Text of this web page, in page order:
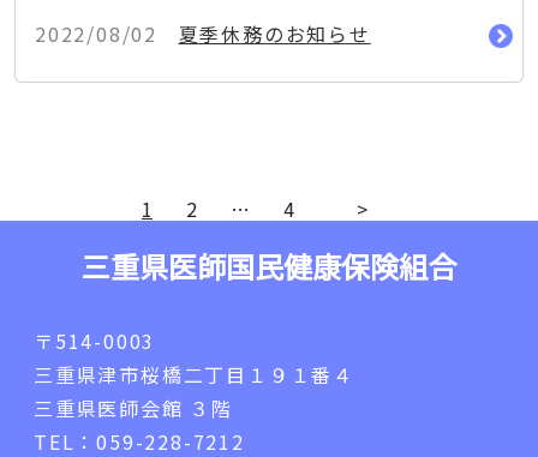
2022/08/02 夏季休務のお知らせ
1 2 … 4 >
三重県医師国民健康保険組合
〒514-0003
三重県津市桜橋二丁目１９１番４
三重県医師会館 ３階
TEL：059-228-7212